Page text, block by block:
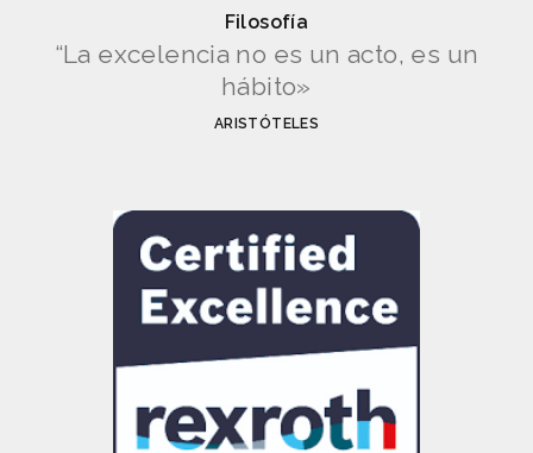
Filosofía
“La excelencia no es un acto, es un
hábito»
ARISTÓTELES